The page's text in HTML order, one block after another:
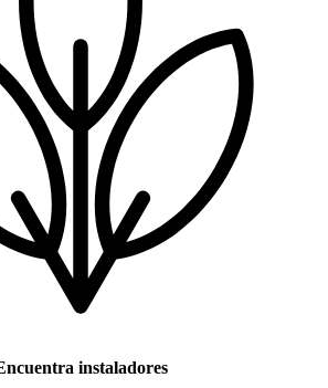
instaladores